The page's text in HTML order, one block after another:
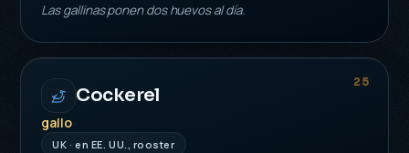
Las gallinas ponen dos huevos al día.
25
Cockerel
gallo
UK · en EE. UU., rooster